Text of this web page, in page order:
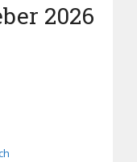
2026